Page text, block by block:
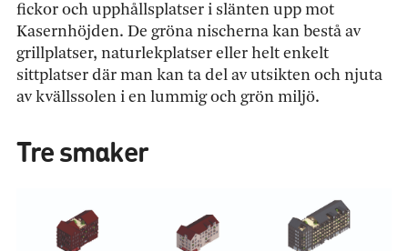
fickor och upphållsplatser i slänten upp mot
Kasernhöjden. De gröna nischerna kan bestå av
grillplatser, naturlekplatser eller helt enkelt
sittplatser där man kan ta del av utsikten och njuta
av kvällssolen i en lummig och grön miljö.
Tre smaker